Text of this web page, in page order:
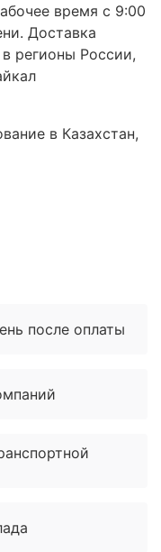
время с 9:00
Доставка
регионы России,
в Казахстан,
после оплаты